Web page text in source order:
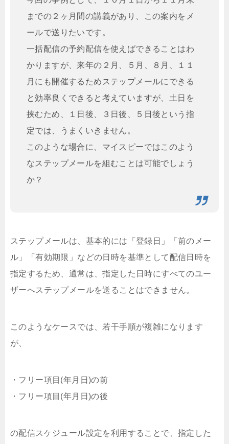
までの２ヶ月間の講義があり、この案内をメ
ールで送りたいです。
一括配信の予約配信を使えばできることはわ
かりますが、来年の２月、５月、８月、１１
月にも開催するためステップメールにできる
と効率良くできると考えていますが、土日を
挟むため、１日後、３日後、５日後という指
定では、うまくいきません。
このような場合に、マイスピーではこのよう
なステップメールを組むことは可能でしょう
か？
ステップメールは、基本的には「登録日」「前のメー
ル」「有効期限」などの日時を基準として配信日時を
指定するため、通常は、指定した日時にすべてのユー
ザーへステップメールを送ることはできません。
このようなケースでは、若干手順が複雑になります
が、
・フリー項目(年月日)の前
・フリー項目(年月日)の後
の配信スケジュール設定を利用することで、指定した